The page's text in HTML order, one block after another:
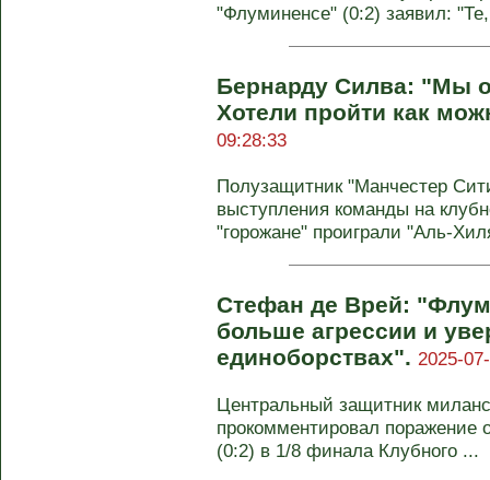
"Флуминенсе" (0:2) заявил:
Бернарду Силва: "Мы
Хотели пройти как
09:28:33
Полузащитник "Манчестер
выступления команды на
"горожане" проиграли "Аль-
Стефан де Врей:
больше агрессии и
единоборствах". 2025-
Центральный защитник
прокомментировал поражение
(0:2) в 1/8 финала Клубного ...